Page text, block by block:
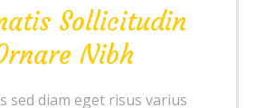
Sollicitudin
Nibh
sed diam eget risus varius